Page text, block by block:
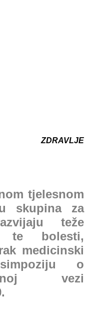
ZDRAVLJE
tjelesnom
skupina za
teže
te bolesti,
medicinski
o
vezi